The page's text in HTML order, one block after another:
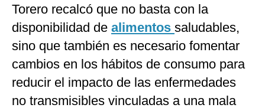
Torero recalcó que no basta con la
disponibilidad de alimentos saludables,
sino que también es necesario fomentar
cambios en los hábitos de consumo para
reducir el impacto de las enfermedades
no transmisibles vinculadas a una mala